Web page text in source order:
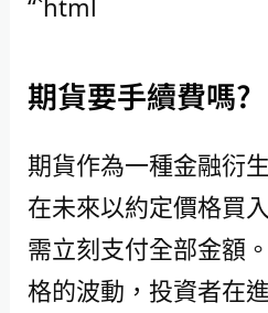
“`html
期貨要手續費嗎?
期貨作為一種金融衍
在未來以約定價格買
需立刻支付全部金額
格的波動，投資者在